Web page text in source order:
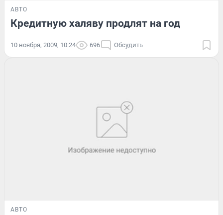
АВТО
Кредитную халяву продлят на год
10 ноября, 2009, 10:24 696 Обсудить
АВТО